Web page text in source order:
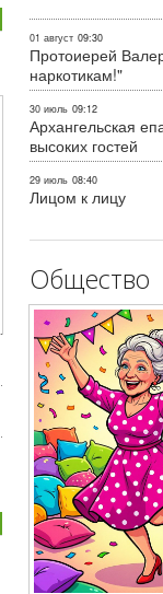
01 август 09:30
Протоиерей
наркотикам!"
30 июль 09:12
Архангельская
высоких гостей
29 июль 08:40
Лицом к лицу
Общество